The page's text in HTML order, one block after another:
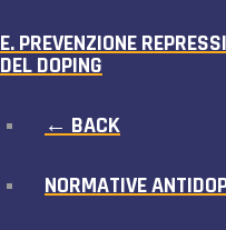
E. PREVENZIONE
DEL DOPING
← BACK
NORMATIVE